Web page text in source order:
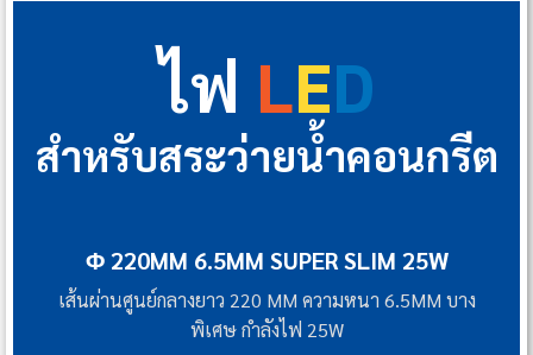
ไฟ LED
สำหรับสระว่ายน้ำคอนกรีต
Φ 220MM 6.5MM SUPER SLIM 25W
เส้นผ่านศูนย์กลางยาว 220 MM ความหนา 6.5MM บาง
พิเศษ กำลังไฟ 25W